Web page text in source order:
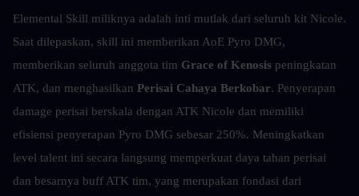
Elemental Skill miliknya adalah inti mutlak dari seluruh kit Nicole.
Saat dilepaskan, skill ini memberikan AoE Pyro DMG,
memberikan seluruh anggota tim Grace of Kenosis peningkatan
ATK, dan menghasilkan Perisai Cahaya Berkobar. Penyerapan
damage perisai berskala dengan ATK Nicole dan memiliki
efisiensi penyerapan Pyro DMG sebesar 250%. Meningkatkan
level talent ini secara langsung memperkuat daya tahan perisai
dan besarnya buff ATK tim, yang merupakan fondasi dari